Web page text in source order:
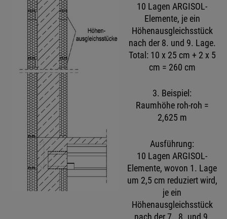
10 Lagen ARGISOL-
Elemente, je ein
Höhenausgleichsstück
nach der 8. und 9. Lage.
Total: 10 x 25 cm + 2 x 5
cm = 260 cm
3. Beispiel:
Raumhöhe roh-roh =
2,625 m
Ausführung:
10 Lagen ARGISOL-
Elemente, wovon 1. Lage
um 2,5 cm reduziert wird,
je ein
Höhenausgleichsstück
nach der 7., 8. und 9.